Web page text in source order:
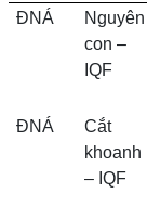
ĐNÁ
Nguyên
con –
IQF
ĐNÁ
Cắt
khoanh
– IQF